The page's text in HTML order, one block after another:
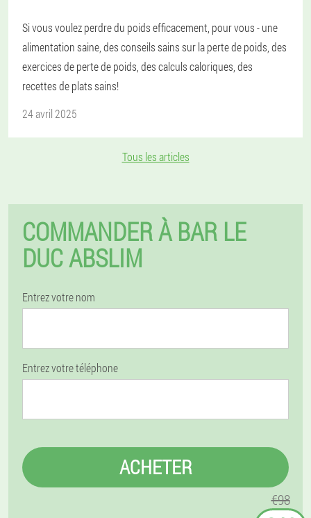
Si vous voulez perdre du poids efficacement, pour vous - une
alimentation saine, des conseils sains sur la perte de poids, des
exercices de perte de poids, des calculs caloriques, des
recettes de plats sains!
24 avril 2025
Tous les articles
COMMANDER À BAR LE
DUC ABSLIM
Entrez votre nom
Entrez votre téléphone
ACHETER
€98